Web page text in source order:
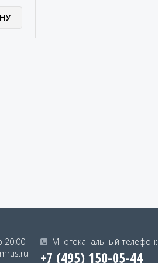
20:00
Многоканальный телефон:
+7 (495) 150-05-44